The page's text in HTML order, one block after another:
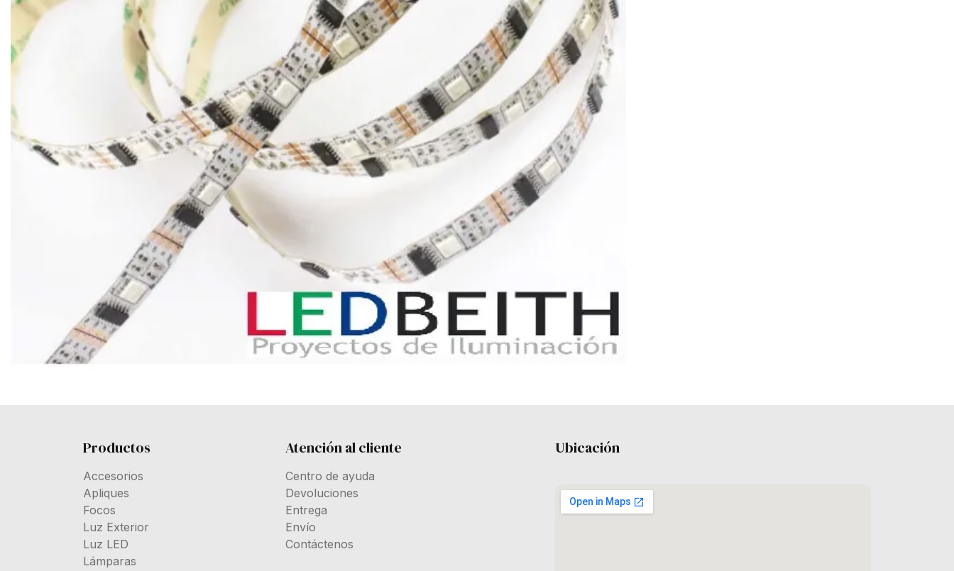
Productos
Accesorios
Apliques
Focos
Luz Exterior
Luz LED
Lámparas
Atención al cliente
Centro de ayuda
Devoluciones
Entrega
Envío
Contáctenos
Ubicación